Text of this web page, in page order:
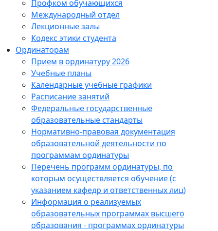
Профком обучающихся
Международный отдел
Лекционные залы
Кодекс этики студента
Ординаторам
Прием в ординатуру 2026
Учебные планы
Календарные учебные графики
Расписание занятий
Федеральные государственные
образовательные стандарты
Нормативно-правовая документация
образовательной деятельности по
программам ординатуры
Перечень программ ординатуры, по
которым осуществляется обучение (с
указанием кафедр и ответственных лиц)
Информация о реализуемых
образовательных программах высшего
образования - программах ординатуры